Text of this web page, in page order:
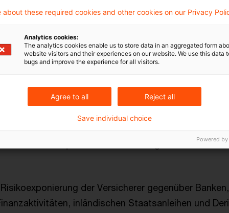
doch bleibt ein effektives
Bedeutung, um potenziellen Marktschocks
Solvabilitäts- und Rentabilitätsrisikenzeigten sich
weiterhin robust, mit geringfügigen Verschiebungen
bei Versicherungsgruppen und moderaten
Die Rentabilitätskennzahlen
sich die Kapital- und Prämienrendite
die Rendite aus dem Vermögensüberschuss leicht
Kostenquote im Nicht-Lebengeschäft blieb
der Versicherer gegenüber
inländischen Staatsanleihen und
about these required cookies and other cookies on our Privacy
Analytics cookies:
The analytics cookies enable us to store data in an aggregated form
website visitors and their experiences on our website. We use this data
bugs and improve the experience for all visitors.
Agree to all Reject all
Save individual choice
Powered by